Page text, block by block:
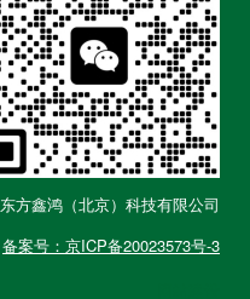
东方鑫鸿（北京）科技有限公司
备案号：京ICP备20023573号-3